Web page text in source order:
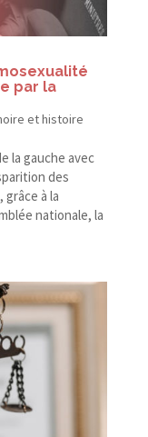
par la
et histoire
la gauche avec
des
grâce à la
nationale, la